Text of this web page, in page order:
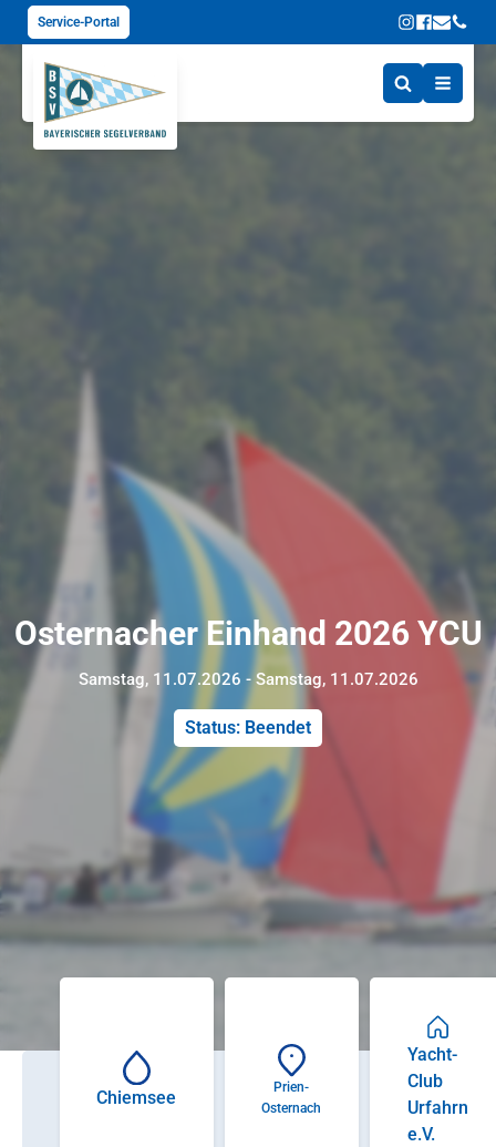
Service-Portal
Osternacher Einhand 2026 YCU
Samstag, 11.07.2026 - Samstag, 11.07.2026
Status: Beendet
Chiemsee
Prien-
Osternach
Yacht-
Club
Urfahrn
e.V.